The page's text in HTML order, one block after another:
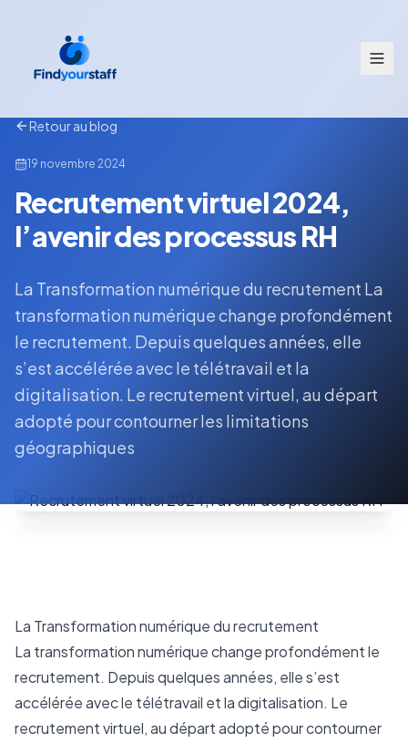
Retour au blog
19 novembre 2024
Recrutement virtuel 2024,
l’avenir des processus RH
La Transformation numérique du recrutement La
transformation numérique change profondément
le recrutement. Depuis quelques années, elle
s’est accélérée avec le télétravail et la
digitalisation. Le recrutement virtuel, au départ
adopté pour contourner les limitations
géographiques
La Transformation numérique du recrutement
La transformation numérique change profondément le
recrutement. Depuis quelques années, elle s’est
accélérée avec le télétravail et la digitalisation. Le
recrutement virtuel, au départ adopté pour contourner